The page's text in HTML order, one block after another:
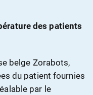
des patients
belge Zorabots,
du patient fournies
par le